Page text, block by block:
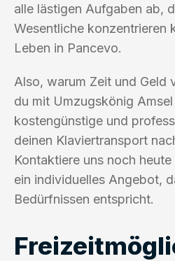
alle lästigen Aufgaben ab,
Wesentliche konzentrieren
Leben in Pancevo.
Also, warum Zeit und Geld
du mit Umzugskönig
kostengünstige und
deinen Klaviertransport
Kontaktiere uns noch
ein individuelles Angebot,
Bedürfnissen entspricht.